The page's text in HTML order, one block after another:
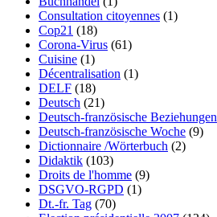
Consultation citoyennes (1)
Cop21 (18)
Corona-Virus (61)
Cuisine (1)
Décentralisation (1)
DELF (18)
Deutsch (21)
Deutsch-französische Beziehungen
Deutsch-französische Woche (9)
Dictionnaire /Wörterbuch (2)
Didaktik (103)
Droits de l'homme (9)
DSGVO-RGPD (1)
Dt.-fr. Tag (70)